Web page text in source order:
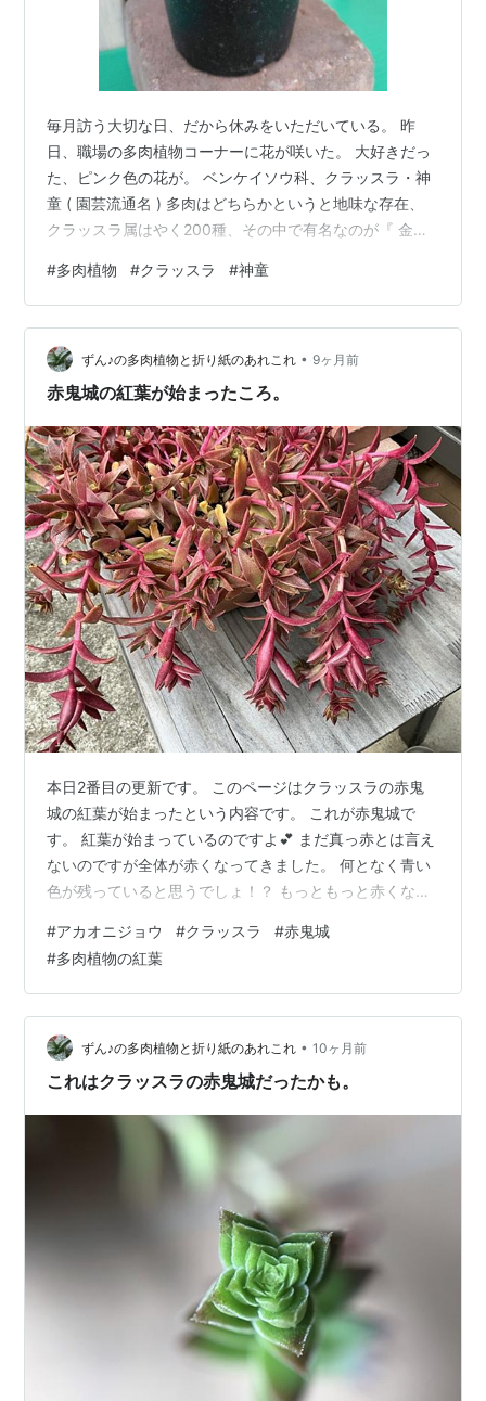
毎月訪う大切な日、だから休みをいただいている。 昨
日、職場の多肉植物コーナーに花が咲いた。 大好きだっ
た、ピンク色の花が。 ベンケイソウ科、クラッスラ・神
童 ( 園芸流通名 ) 多肉はどちらかというと地味な存在、
クラッスラ属はやく200種、その中で有名なのが『 金の
のかな。 華やかでいいね、見ているこちらまでホッとさ
せてくれる。 神童は、神刀と呂千絵の交配種っち。 そげ
言われてん、ど素人だから全く分かりましぇん。 それよ
りなにより、３℃以下だと冬越しが難しいらしい。 もう
少ししたら、温室へ移動してあげなければ。 明日から日
#多肉植物 #クラッスラ #神童
ずん♪の多肉植物と折り紙のあれこれ • 9ヶ月前
赤鬼城の紅葉が始まったころ。
本日2番目の更新です。 このページはクラッスラの赤鬼
城の紅葉が始まったという内容です。 これが赤鬼城で
す。 紅葉が始まっているのですよ💕 まだ真っ赤とは言え
ないのですが全体が赤くなってきました。 何となく青い
色が残っていると思うでしょ！？ もっともっと赤くなり
と外に出しました。 多肉も、寒いぃ！って感じると赤く
なるみたいですよ。 2025年10月31日撮影。 クラッスラ
属 赤鬼城（アカオニジョウ） ▼広告を貼るぞ💕 11月4日
まで。 www.amazon.co.jp ランキング参加中多肉植物＆
サボテン ランキング参加中植物 ランキング参加中写…
#アカオニジョウ #クラッスラ #赤鬼城
#多肉植物の紅葉
ずん♪の多肉植物と折り紙のあれこれ • 10ヶ月前
これはクラッスラの赤鬼城だったかも。